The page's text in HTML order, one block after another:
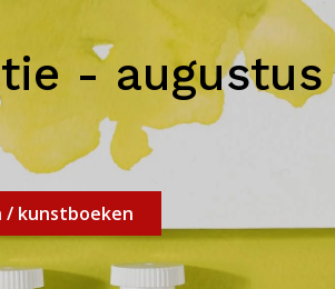
- augustus
/ kunstboeken